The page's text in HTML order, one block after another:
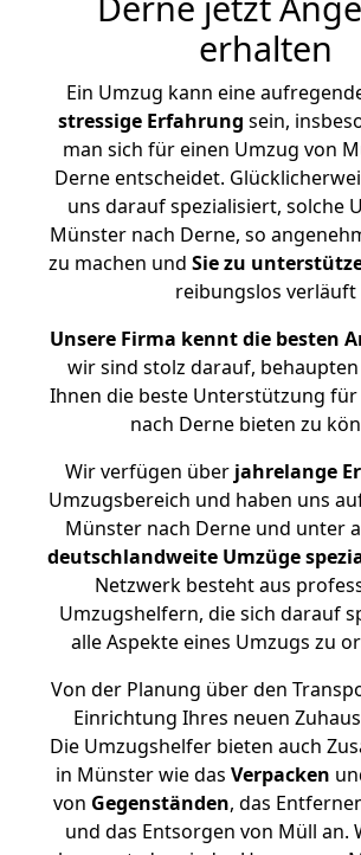
erhalten
Ein Umzug kann eine
stressige Erfahrung sein,
man sich für einen Umzug von
Derne entscheidet.
uns darauf spezialisiert, solche
Münster nach Derne, so
zu machen und Sie zu
reibungslos verläuft
Unsere Firma kennt die besten
wir sind stolz darauf,
Ihnen die beste Unterstützung
nach Derne bieten zu
Wir verfügen überjahrelange
Umzugsbereich und haben uns
Münster nach Derne und unter
deutschlandweite Umzüge
Netzwerk besteht aus
Umzugshelfern, die sich darauf
alle Aspekte eines Umzugs zu
Von der Planung über den
Einrichtung Ihres neuen
Die Umzugshelfer bieten auch
in Münster wie das Verpacken
von Gegenständen, das
und das Entsorgen von Müll an.